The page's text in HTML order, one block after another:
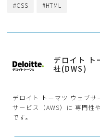
#CSS #HTML
デロイト ト
社(DWS)
デロイト トーマツ ウェブ
サービス（AWS）に 専門性
です。